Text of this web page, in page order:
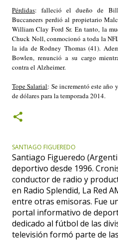
Pérdidas: falleció el dueño de
Buccaneers perdió al propietario
William Clay Ford Sr. En tanto, la
Chuck Noll, conmocionó a toda la
la ida de Rodney Thomas (41).
Bowlen, renunció a su cargo
contra el Alzheimer.
Tope Salarial: Se incrementó este año
de dólares para la temporada 2014.
SANTIAGO FIGUEREDO
Santiago Figueredo
deportivo desde 1996.
conductor de radio y
en Radio Splendid, La Red
entre otras emisoras. Fue
portal informativo de
dedicado al fútbol de las
televisión formó parte de